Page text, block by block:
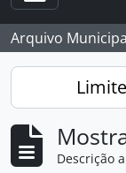
Toggle
Arquivo
Descrição